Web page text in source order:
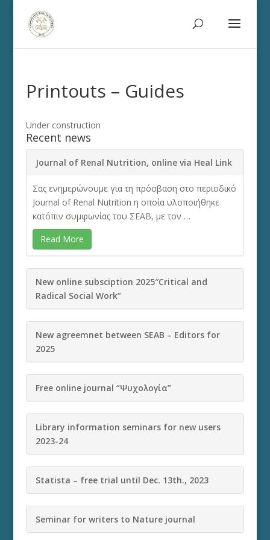
Printouts – Guides
Under construction
Recent news
Journal of Renal Nutrition, online via Heal Link
Σας ενημερώνουμε για τη πρόσβαση στο περιοδικό
Journal of Renal Nutrition η οποία υλοποιήθηκε
κατόπιν συμφωνίας του ΣΕΑΒ, με τον …
Read More
New online subsciption 2025″Critical and
Radical Social Work”
New agreemnet between SEAB – Editors for
2025
Free online journal “Ψυχολογία”
Library information seminars for new users
2023-24
Statista – free trial until Dec. 13th., 2023
Seminar for writers to Nature journal